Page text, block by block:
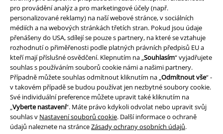
pro provádění analýz a pro marketingové účely (např.
personalizované reklamy) na naší webové stránce, v sociálních
médiích a na webových stránkách třetích stran. Pokud jsou údaje
přenášeny do USA, sdílejí se pouze s partnery, na které se vztahuje
rozhodnutí o přiměřenosti podle platných právních předpisů EU a
kteří mají příslušné osvědčení. Klepnutím na „Souhlasím“ vyjadřujete
souhlas s používáním souborů cookie námi a našimi partnery.
Případně můžete souhlas odmítnout kliknutím na „Odmítnout vše“ -
v takovém případě se budou používat jen nezbytné soubory cookie.
Své individuální preference můžete upravit také kliknutím na
„Vyberte nastavení“. Máte právo kdykoli odvolat nebo upravit svůj
souhlas v Nastavení souborů cookie. Další informace o ochraně
údajů naleznete na stránceZásady ochrany osobních údajů.
Náš zákaznický servis je tu pro vás
Znovu dostupné: Pondělí od 09:00 do 17:00. Dozvědět se více
Zahájit chat
Zákaznícky servis